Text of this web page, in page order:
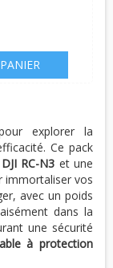
explorer la
Ce pack
RC-N3 et une
immortaliser vos
avec un poids
dans la
une sécurité
à protection